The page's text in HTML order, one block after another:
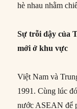
hè nhau nhằm
Sự trỗi dậy của
mới ở khu vực
Việt Nam và
1991. Cùng lúc
nước ASEAN để